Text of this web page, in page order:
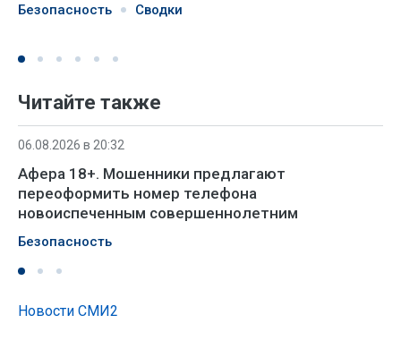
Безопасность Сводки
Читайте также
06.08.2026 в 20:32
Афера 18+. Мошенники предлагают
переоформить номер телефона
новоиспеченным совершеннолетним
Безопасность
Новости СМИ2